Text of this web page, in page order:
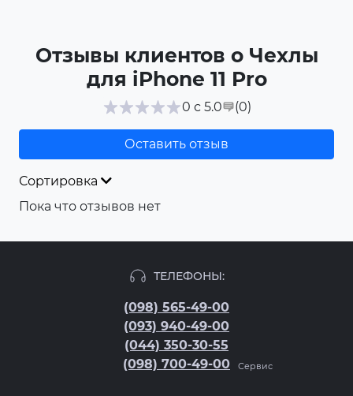
Отзывы клиентов о Чехлы
для iPhone 11 Pro
0 с 5.0 (0)
Оставить отзыв
Сортировка
Пока что отзывов нет
ТЕЛЕФОНЫ:
(098) 565-49-00
(093) 940-49-00
(044) 350-30-55
(098) 700-49-00
Сервис